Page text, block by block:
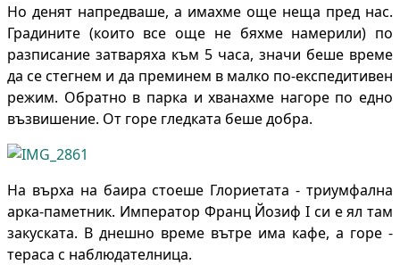
Но денят напредваше, а имахме още неща пред нас.
Градините (които все още не бяхме намерили) по
разписание затваряха към 5 часа, значи беше време
да се стегнем и да преминем в малко по-експедитивен
режим. Обратно в парка и хванахме нагоре по едно
възвишение. От горе гледката беше добра.
На върха на баира стоеше Глориетата - триумфална
арка-паметник. Император Франц Йозиф I си е ял там
закуската. В днешно време вътре има кафе, а горе -
тераса с наблюдателница.